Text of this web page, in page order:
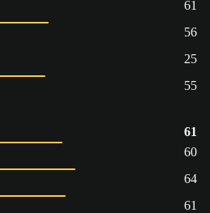
61
56
25
55
61
60
64
61